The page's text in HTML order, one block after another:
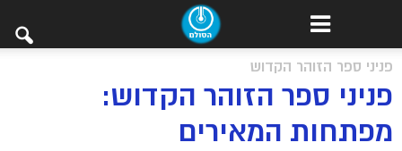
פניני ספר הזוהר הקדוש
פניני ספר הזוהר הקדוש:
מפתחות המאירים